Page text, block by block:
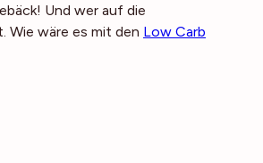
Und wer auf die
Wie wäre es mit den Low Carb